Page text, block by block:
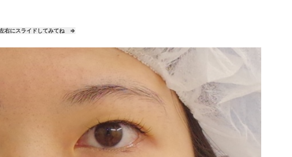
にスライドしてみてね ⇒